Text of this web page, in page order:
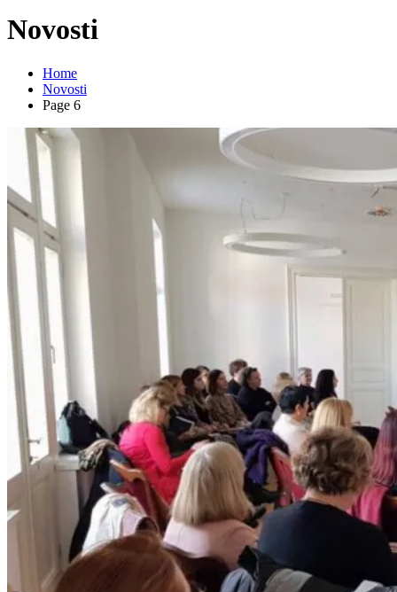
Novosti
Home
Novosti
Page 6